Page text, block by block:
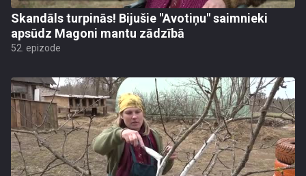
Skandāls turpinās! Bijušie "Avotiņu" saimnieki
apsūdz Magoni mantu zādzībā
52. epizode